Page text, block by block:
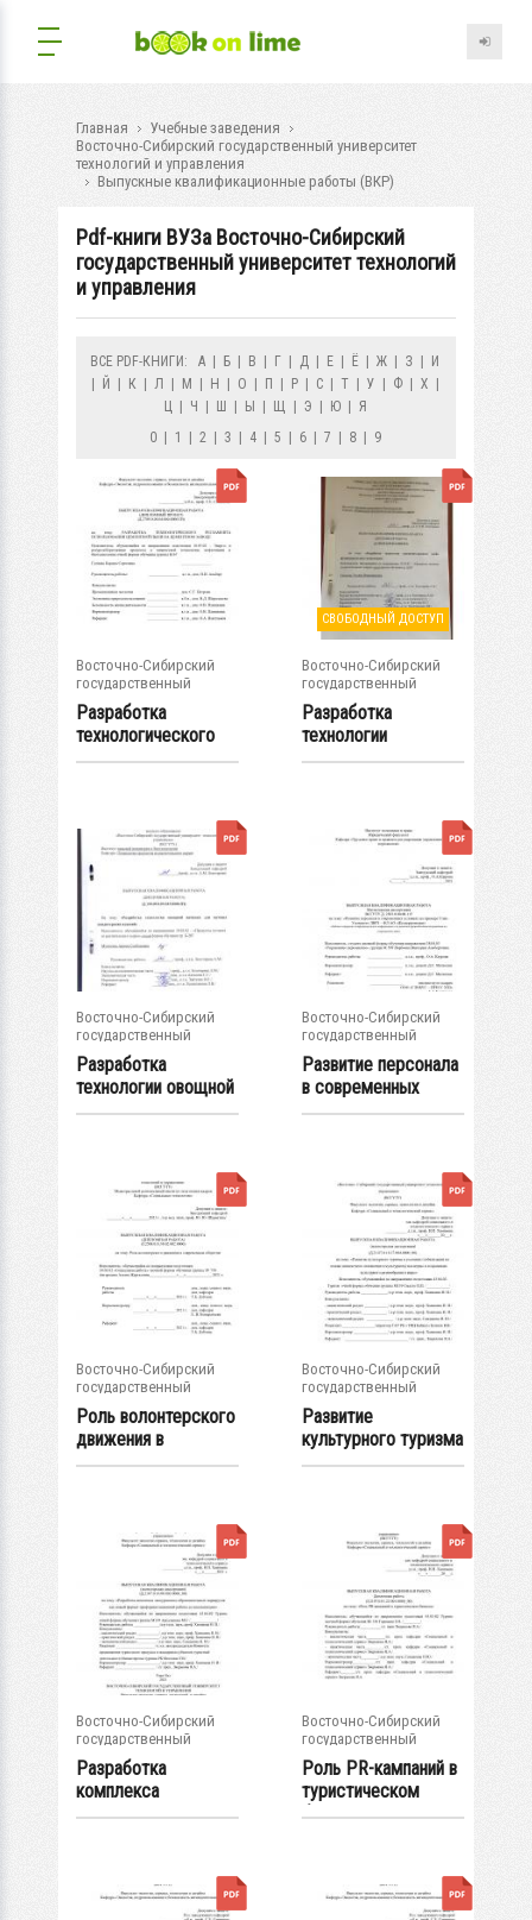
Главная
Учебные заведения
Восточно-Сибирский государственный университет
технологий и управления
Выпускные квалификационные работы (ВКР)
Pdf-книги ВУЗа Восточно-Сибирский
государственный университет технологий
и управления
ВСЕ PDF-КНИГИ: А Б В Г Д Е Ё Ж З
И
Й К Л М Н О П Р С Т У Ф Х
Ц
Ч Ш Ы Щ Э Ю
Я
0
1 2 3 4 5 6 7 8 9
Восточно-Сибирский
государственный
университет...
Разработка
технологического
регламента...
СВОБОДНЫЙ ДОСТУП
Восточно-Сибирский
государственный
университет...
Разработка
технологии
пшенично-ржаного
Восточно-Сибирский
государственный
университет...
Разработка
технологии овощной
начинки для
Восточно-Сибирский
государственный
университет...
Развитие персонала
в современных
условиях на...
Восточно-Сибирский
государственный
университет...
Роль волонтерского
движения в
современном
Восточно-Сибирский
государственный
университет...
Развитие
культурного туризма
в условиях...
Восточно-Сибирский
государственный
университет...
Разработка
комплекса
экскурсионно-
Восточно-Сибирский
государственный
университет...
Роль PR-кампаний в
туристическом
бизнесе